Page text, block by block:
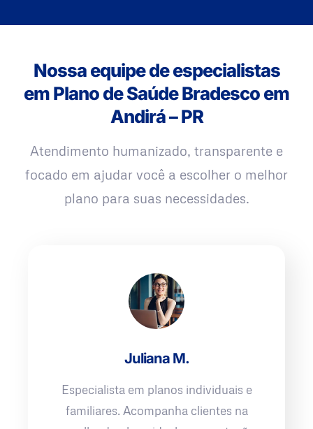
Nossa equipe de especialistas
em Plano de Saúde Bradesco em
Andirá – PR
Atendimento humanizado, transparente e
focado em ajudar você a escolher o melhor
plano para suas necessidades.
Juliana M.
Especialista em planos individuais e
familiares. Acompanha clientes na